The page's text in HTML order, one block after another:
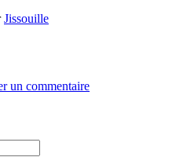
Jissouille
un commentaire